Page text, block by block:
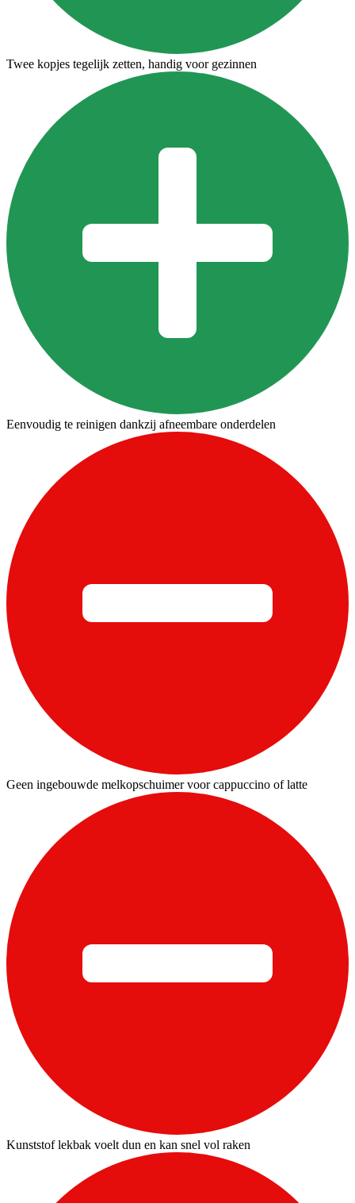
Twee kopjes tegelijk zetten, handig voor gezinnen
Eenvoudig te reinigen dankzij afneembare onderdelen
Geen ingebouwde melkopschuimer voor cappuccino of latte
Kunststof lekbak voelt dun en kan snel vol raken